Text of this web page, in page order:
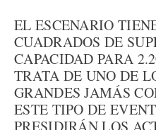
EL ESCENARIO
CUADRADOS DE
CAPACIDAD PARA
TRATA DE UNO DE
GRANDES JAMÁS
ESTE TIPO DE
PRESIDIRÁN LOS